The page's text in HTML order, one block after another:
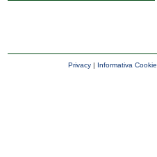
Privacy| Informativa Cookie